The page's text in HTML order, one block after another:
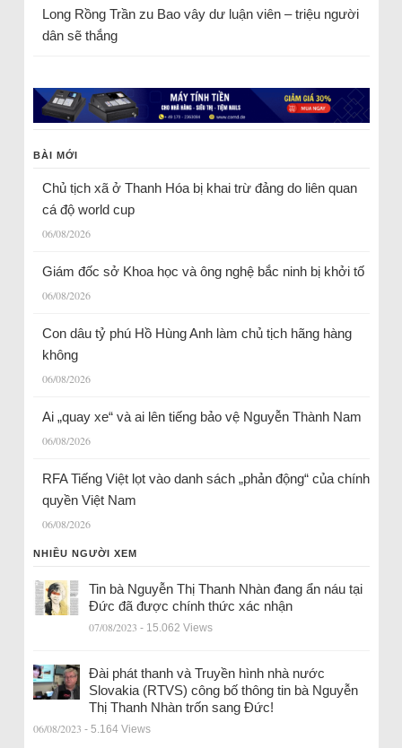
Long Rồng Trầnzu Bao vây dư luận viên – triệu người
dân sẽ thắng
BÀI MỚI
Chủ tịch xã ở Thanh Hóa bị khai trừ đảng do liên quan
cá độ world cup
06/08/2026
Giám đốc sở Khoa học và ông nghệ bắc ninh bị khởi tố
06/08/2026
Con dâu tỷ phú Hồ Hùng Anh làm chủ tịch hãng hàng
không
06/08/2026
Ai „quay xe“ và ai lên tiếng bảo vệ Nguyễn Thành Nam
06/08/2026
RFA Tiếng Việt lọt vào danh sách „phản động“ của chính
quyền Việt Nam
06/08/2026
NHIỀU NGƯỜI XEM
Tin bà Nguyễn Thị Thanh Nhàn đang ẩn náu tại
Đức đã được chính thức xác nhận
07/08/2023 - 15.062 Views
Đài phát thanh và Truyền hình nhà nước
Slovakia (RTVS) công bố thông tin bà Nguyễn
Thị Thanh Nhàn trốn sang Đức!
06/08/2023 - 5.164 Views